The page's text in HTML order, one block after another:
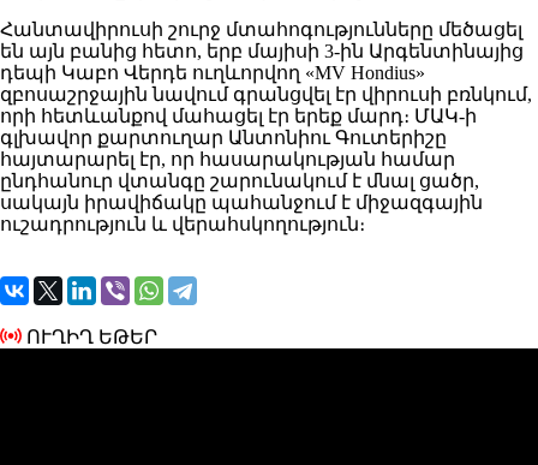
Հանտավիրուսի շուրջ մտահոգությունները մեծացել
են այն բանից հետո, երբ մայիսի 3-ին Արգենտինայից
դեպի Կաբո Վերդե ուղևորվող «MV Hondius»
զբոսաշրջային նավում գրանցվել էր վիրուսի բռնկում,
որի հետևանքով մահացել էր երեք մարդ։ ՄԱԿ-ի
գլխավոր քարտուղար Անտոնիու Գուտերիշը
հայտարարել էր, որ հասարակության համար
ընդհանուր վտանգը շարունակում է մնալ ցածր,
սակայն իրավիճակը պահանջում է միջազգային
ուշադրություն և վերահսկողություն։
ՈՒՂԻՂ ԵԹԵՐ